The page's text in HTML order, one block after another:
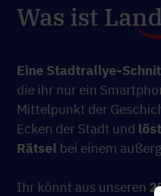
Was ist
Eine Stadtrallye-
die ihr nur ein
Mittelpunkt der
Ecken der Stadt und
Rätsel bei einem
Ihr könnt aus unseren